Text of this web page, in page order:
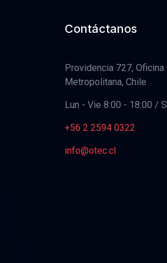
Contáctanos
Providencia 727, Oficina
Metropolitana, Chile
Lun - Vie 8:00 - 18:00 /
+56 2 2594 0322
info@otec.cl